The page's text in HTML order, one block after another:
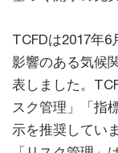
TCFDは2017年
影響のある気候
表しました。
スク管理」「指
示を推奨してい